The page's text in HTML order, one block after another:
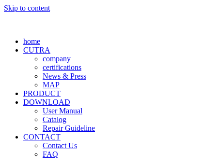
Skip to content
home
CUTRA
company
certifications
News & Press
MAP
PRODUCT
DOWNLOAD
User Manual
Catalog
Repair Guideline
CONTACT
Contact Us
FAQ